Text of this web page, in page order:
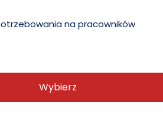
na pracowników
Wybierz